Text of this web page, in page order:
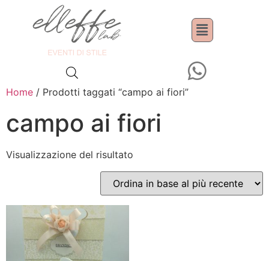
Home / Prodotti taggati “campo ai fiori”
campo ai fiori
Visualizzazione del risultato